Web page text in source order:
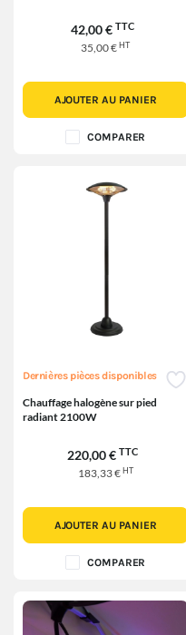
42,00 € TTC
35,00 €HT
AJOUTER AU PANIER
COMPARER
Dernières pièces disponibles
Chauffage halogène sur pied
radiant 2100W
220,00 € TTC
183,33 €HT
AJOUTER AU PANIER
COMPARER